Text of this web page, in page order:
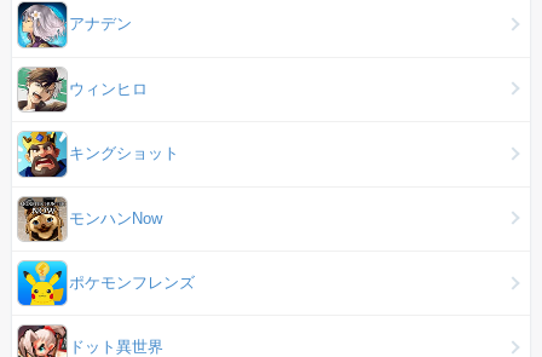
アナデン
ウィンヒロ
キングショット
モンハンNow
ポケモンフレンズ
ドット異世界